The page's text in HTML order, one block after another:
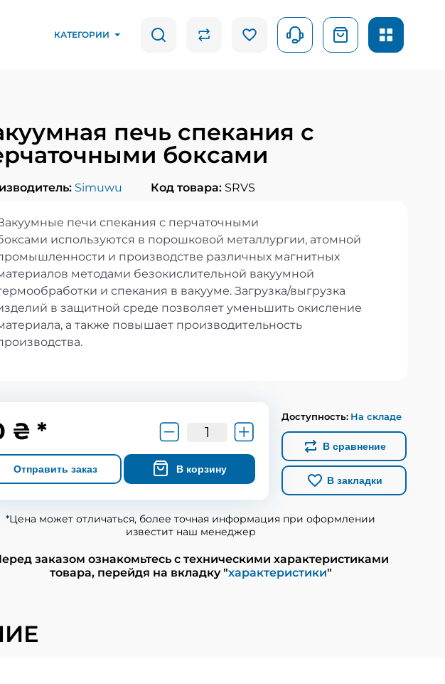
КАТЕГОРИИ
печь спекания с
боксами
Simuwu Код товара: SRVS
печи спекания с перчаточными
используются в порошковой металлургии, атомной
и производстве различных магнитных
методами безокислительной вакуумной
и спекания в вакууме. Загрузка/выгрузка
в защитной среде позволяет уменьшить окисление
а также повышает производительность
₴ *
Отправить заказ В корзину
Доступность: На складе
В сравнение
В закладки
*Цена может отличаться, более точная информация при оформлении
известит наш менеджер
заказом ознакомьтесь с техническими характеристиками
товара, перейдя на вкладку "характеристики"